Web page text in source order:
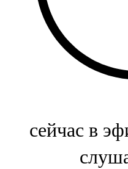
Баулы
107,5 FM
Биләр
Болгар
сейчас в